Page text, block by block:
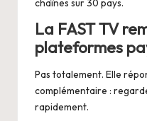
chaînes sur 30 pays.
La FAST TV
plateformes
Pas totalement. Elle
complémentaire :
rapidement.